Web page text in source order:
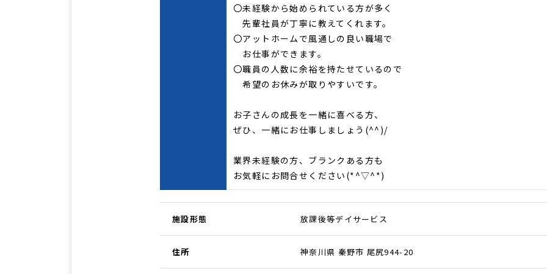
〇未経験から始められている方が多く
先輩社員が丁寧に教えてくれます。
〇アットホームで風通しの良い職場で
お仕事ができます。
〇職員の人数に余裕を持たせているので
希望のお休みが取りやすいです。
お子さんの成長を一緒に喜べる方、
ぜひ、一緒にお仕事しましょう(^^)/
業界未経験の方、ブランクある方も
お気軽にお問合せください(*^▽^*)
施設形態 放課後等デイサービス
住所 神奈川県 秦野市 尾尻944-20